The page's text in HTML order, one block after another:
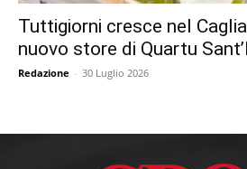
Tuttigiorni cresce nel
nuovo store di Quartu
Redazione - 30 Luglio 2026